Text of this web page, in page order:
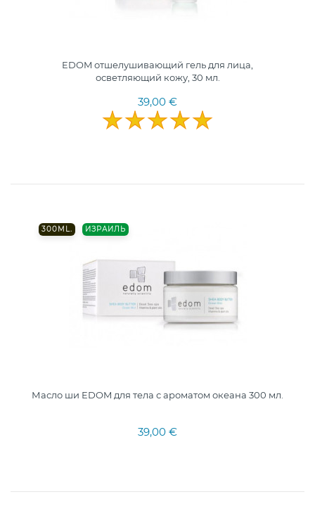
EDOM отшелушивающий гель для лица,
осветляющий кожу, 30 мл.
39,00 €
300ML. ИЗРАИЛЬ
Масло ши EDOM для тела с ароматом океана 300 мл.
39,00 €